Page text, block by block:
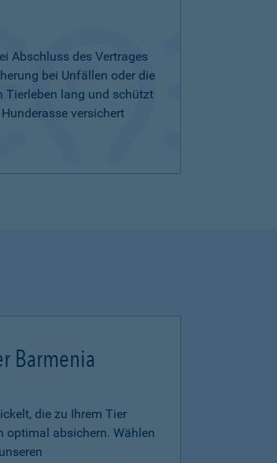
Abschluss des Vertrages
bei Unfällen oder die
Tierleben lang und schützt
versichert
Barmenia
die zu Ihrem Tier
optimal absichern. Wählen